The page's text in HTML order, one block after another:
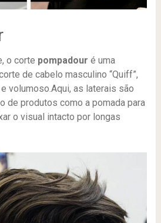
o corte pompadour é uma
de cabelo masculino “Quiff”,
volumoso.Aqui, as laterais são
de produtos como a pomada para
o visual intacto por longas